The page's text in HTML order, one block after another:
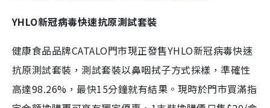
YHLO新冠病毒快速抗原測試套裝
健康食品品牌CATALO門市現正發售YHLO新冠病毒快速
抗原測試套裝，測試套裝以鼻咽拭子方式採樣，準確性
高達98.26%，最快15分鐘就有結果。現時於門市買滿指